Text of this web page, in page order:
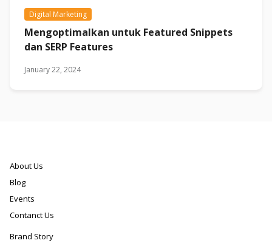
Digital Marketing
Mengoptimalkan untuk Featured Snippets
dan SERP Features
January 22, 2024
About Us
Blog
Events
Contanct Us
Brand Story